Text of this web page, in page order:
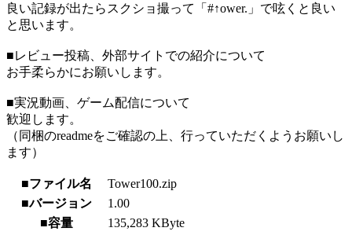
良い記録が出たらスクショ撮って「#↑ower.」で呟くと良い
と思います。
■レビュー投稿、外部サイトでの紹介について
お手柔らかにお願いします。
■実況動画、ゲーム配信について
歓迎します。
（同梱のreadmeをご確認の上、行っていただくようお願いし
ます）
■ファイル名
Tower100.zip
■バージョン
1.00
■容量
135,283 KByte